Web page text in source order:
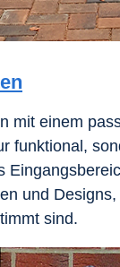
mit einem
funktional,
und
sind.